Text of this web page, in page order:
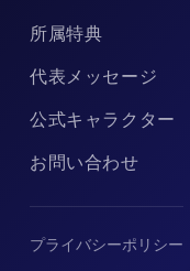
所属特典
代表メッセージ
公式キャラクター
お問い合わせ
プライバシーポリシー